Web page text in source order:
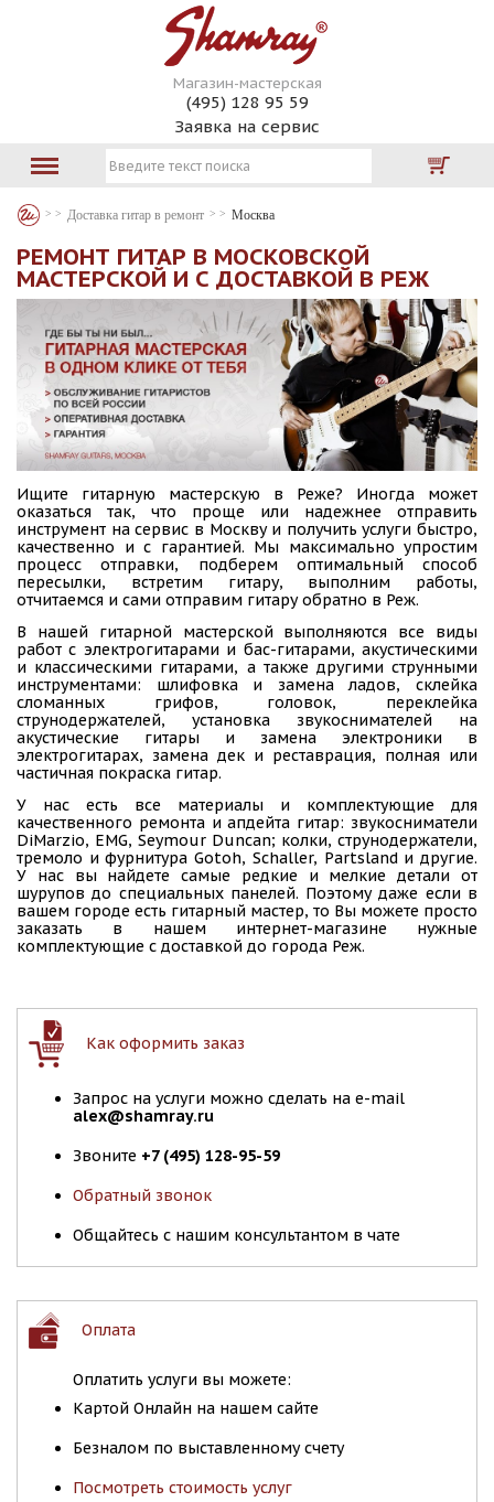
Магазин-мастерская
(495) 128 95 59
Заявка на сервис
Доставка гитар в ремонт Москва
РЕМОНТ ГИТАР В МОСКОВСКОЙ
МАСТЕРСКОЙ И С ДОСТАВКОЙ В РЕЖ
Ищите гитарную мастерскую в Реже? Иногда может
оказаться так, что проще или надежнее отправить
инструмент на сервис в Москву и получить услуги быстро,
качественно и с гарантией. Мы максимально упростим
процесс отправки, подберем оптимальный способ
пересылки, встретим гитару, выполним работы,
отчитаемся и сами отправим гитару обратно в Реж.
В нашей гитарной мастерской выполняются все виды
работ с электрогитарами и бас-гитарами, акустическими
и классическими гитарами, а также другими струнными
инструментами: шлифовка и замена ладов, склейка
сломанных грифов, головок, переклейка
струнодержателей, установка звукоснимателей на
акустические гитары и замена электроники в
электрогитарах, замена дек и реставрация, полная или
частичная покраска гитар.
У нас есть все материалы и комплектующие для
качественного ремонта и апдейта гитар: звукосниматели
DiMarzio, EMG, Seymour Duncan; колки, струнодержатели,
тремоло и фурнитура Gotoh, Schaller, Partsland и другие.
У нас вы найдете самые редкие и мелкие детали от
шурупов до специальных панелей. Поэтому даже если в
вашем городе есть гитарный мастер, то Вы можете просто
заказать в нашем интернет-магазине нужные
комплектующие с доставкой до города Реж.
Как оформить заказ
Запрос на услуги можно сделать на e-mail
alex@shamray.ru
Звоните +7 (495) 128-95-59
Обратный звонок
Общайтесь с нашим консультантом в чате
Оплата
Оплатить услуги вы можете:
Картой Онлайн на нашем сайте
Безналом по выставленному счету
Посмотреть стоимость услуг